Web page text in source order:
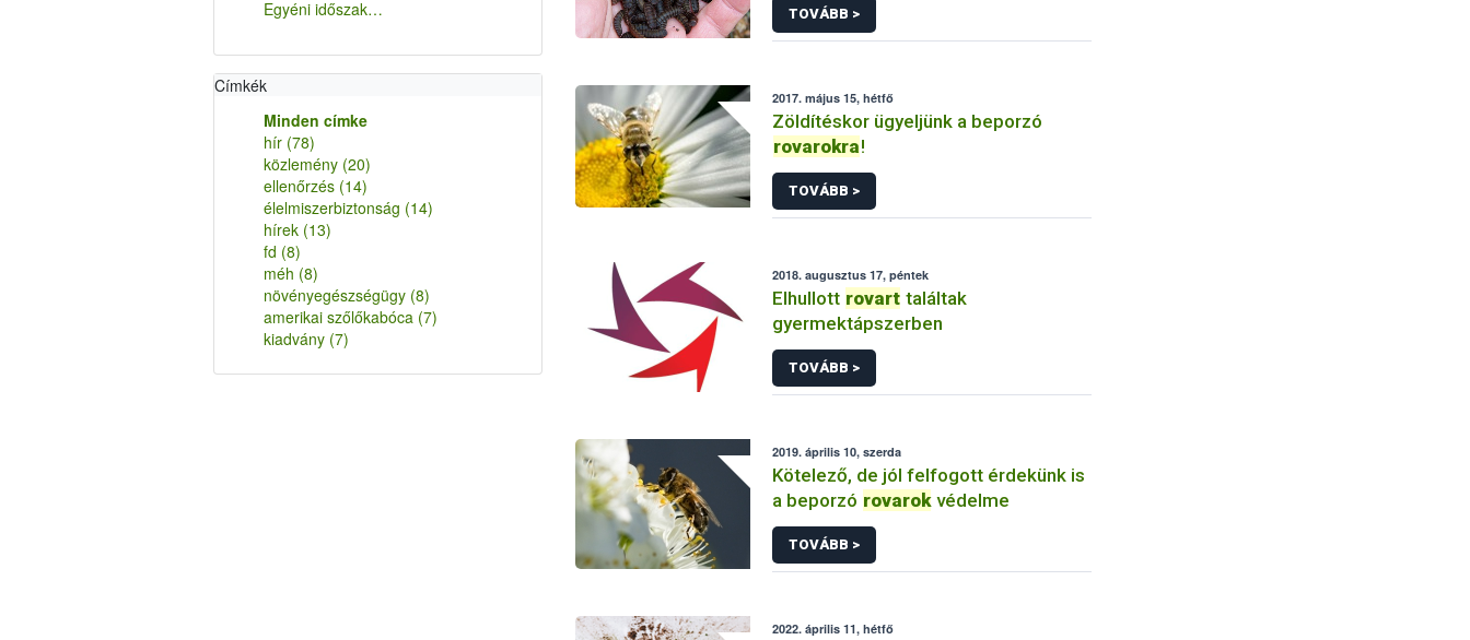
Egyéni időszak…
Címkék
Minden címke
hír (78)
közlemény (20)
ellenőrzés (14)
élelmiszerbiztonság (14)
hírek (13)
fd (8)
méh (8)
növényegészségügy (8)
amerikai szőlőkabóca (7)
kiadvány (7)
TOVÁBB >
2017. május 15, hétfő
Zöldítéskor ügyeljünk a beporzó
rovarokra!
TOVÁBB >
2018. augusztus 17, péntek
Elhullott rovart találtak
gyermektápszerben
TOVÁBB >
2019. április 10, szerda
Kötelező, de jól felfogott érdekünk is
a beporzó rovarok védelme
TOVÁBB >
2022. április 11, hétfő